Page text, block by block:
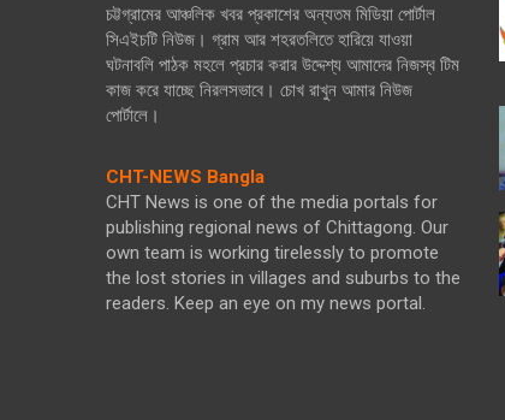
চট্টগ্রামের আঞ্চলিক খবর প্রকাশের অন্যতম মিডিয়া পোর্টাল
সিএইচটি নিউজ। গ্রাম আর শহরতলিতে হারিয়ে যাওয়া
ঘটনাবলি পাঠক মহলে প্রচার করার উদ্দেশ্য আমাদের নিজস্ব টিম
কাজ করে যাচ্ছে নিরলসভাবে। চোখ রাখুন আমার নিউজ
পোর্টালে।
CHT-NEWS Bangla
CHT News is one of the media portals for
publishing regional news of Chittagong. Our
own team is working tirelessly to promote
the lost stories in villages and suburbs to the
readers. Keep an eye on my news portal.